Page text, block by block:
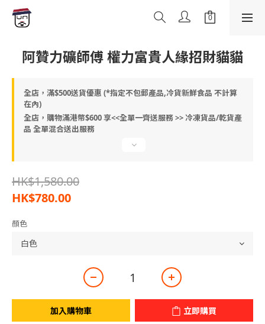
阿贊力礦師傅 權力富貴人緣招財貓貓
全店，滿$500送貨優惠 (*指定不包郵產品,冷貨新鮮食品 不計算
在內)
全店，購物滿港幣$600 享<<全單一齊送服務 >> 冷凍貨品/乾貨產
品 全單混合送出服務
HK$1,580.00
HK$780.00
顏色
加入購物車 立即購買